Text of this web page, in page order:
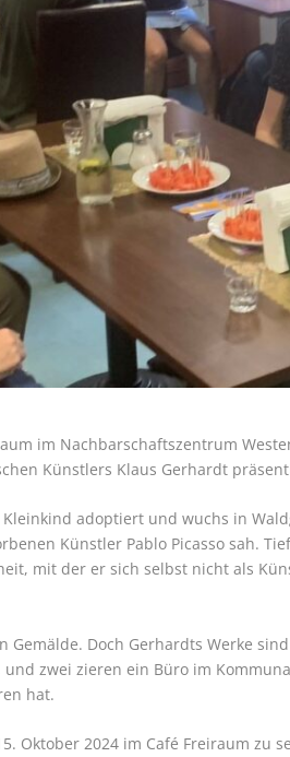
im Nachbarschaftszentrum
Künstlers Klaus Gerhardt
adoptiert und wuchs in
Künstler Pablo Picasso sah.
mit der er sich selbst nicht als
Doch Gerhardts Werke
zwei zieren ein Büro im
hat.
Oktober 2024 im Café Freiraum